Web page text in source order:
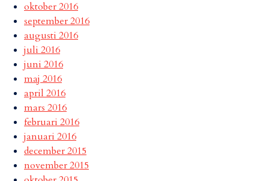
oktober 2016
september 2016
augusti 2016
juli 2016
juni 2016
maj 2016
april 2016
mars 2016
februari 2016
januari 2016
december 2015
november 2015